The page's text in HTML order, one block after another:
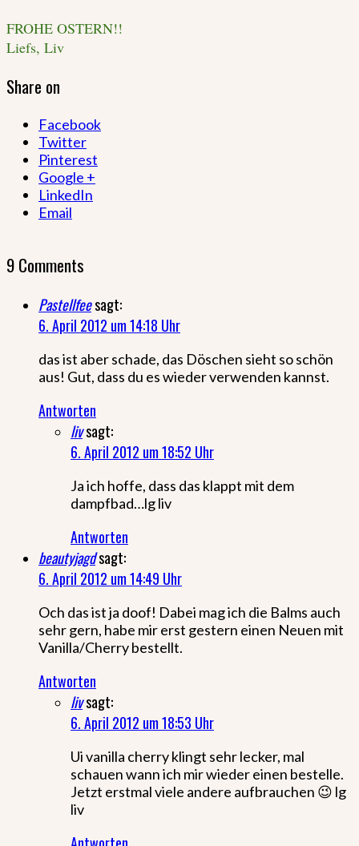
FROHE OSTERN!!
Liefs, Liv
Share on
Facebook
Twitter
Pinterest
Google +
LinkedIn
Email
9 Comments
Pastellfeesagt:
6. April 2012 um 14:18 Uhr
das ist aber schade, das Döschen sieht so schön
aus! Gut, dass du es wieder verwenden kannst.
Antworten
livsagt:
6. April 2012 um 18:52 Uhr
Ja ich hoffe, dass das klappt mit dem
dampfbad…lg liv
Antworten
beautyjagdsagt:
6. April 2012 um 14:49 Uhr
Och das ist ja doof! Dabei mag ich die Balms auch
sehr gern, habe mir erst gestern einen Neuen mit
Vanilla/Cherry bestellt.
Antworten
livsagt:
6. April 2012 um 18:53 Uhr
Ui vanilla cherry klingt sehr lecker, mal
schauen wann ich mir wieder einen bestelle.
Jetzt erstmal viele andere aufbrauchen 😉 lg
liv